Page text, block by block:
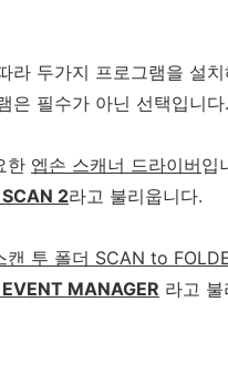
라 두가지 프로그램을 설
은 필수가 아닌 선택입니다.
한 엡손 스캐너 드라이버입
2라고 불리웁니다.
캔 투 폴더 SCAN to
MANAGER 라고 불